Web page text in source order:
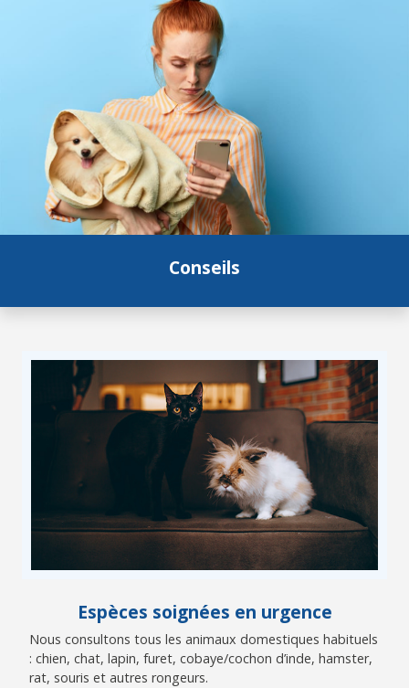
Conseils
Espèces soignées en urgence
Nous consultons tous les animaux domestiques habituels
: chien, chat, lapin, furet, cobaye/cochon d’inde, hamster,
rat, souris et autres rongeurs.